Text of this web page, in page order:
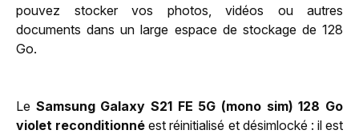
pouvez stocker vos photos, vidéos ou autres
documents dans un large espace de stockage de 128
Go.
Le Samsung Galaxy S21 FE 5G (mono sim) 128 Go
violet reconditionné est réinitialisé et désimlocké : il est